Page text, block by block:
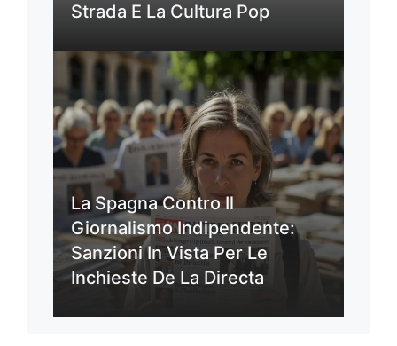
Strada E La Cultura Pop
La Spagna Contro Il
Giornalismo Indipendente:
Sanzioni In Vista Per Le
Inchieste De La Directa